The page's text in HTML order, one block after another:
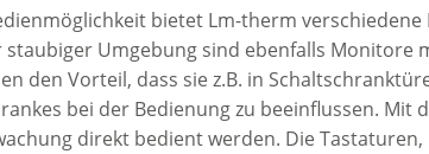
bietet Lm-therm
Umgebung sind ebenfalls Monitore
den Vorteil, dass sie z.B. in
bei der Bedienung zu beeinflussen.
direkt bedient werden. Die